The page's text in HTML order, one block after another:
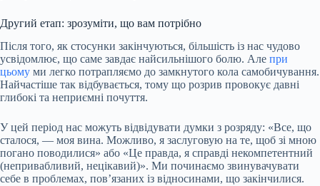
Другий етап: зрозуміти, що вам потрібно
Після того, як стосунки закінчуються, більшість із нас чудово
усвідомлює, що саме завдає найсильнішого болю. Але при
цьому ми легко потрапляємо до замкнутого кола самобичування.
Найчастіше так відбувається, тому що розрив провокує давні
глибокі та неприємні почуття.
У цей період нас можуть відвідувати думки з розряду: «Все, що
сталося, — моя вина. Можливо, я заслуговую на те, щоб зі мною
погано поводилися» або «Це правда, я справді некомпетентний
(непривабливий, нецікавий)». Ми починаємо звинувачувати
себе в проблемах, пов’язаних із відносинами, що закінчилися.